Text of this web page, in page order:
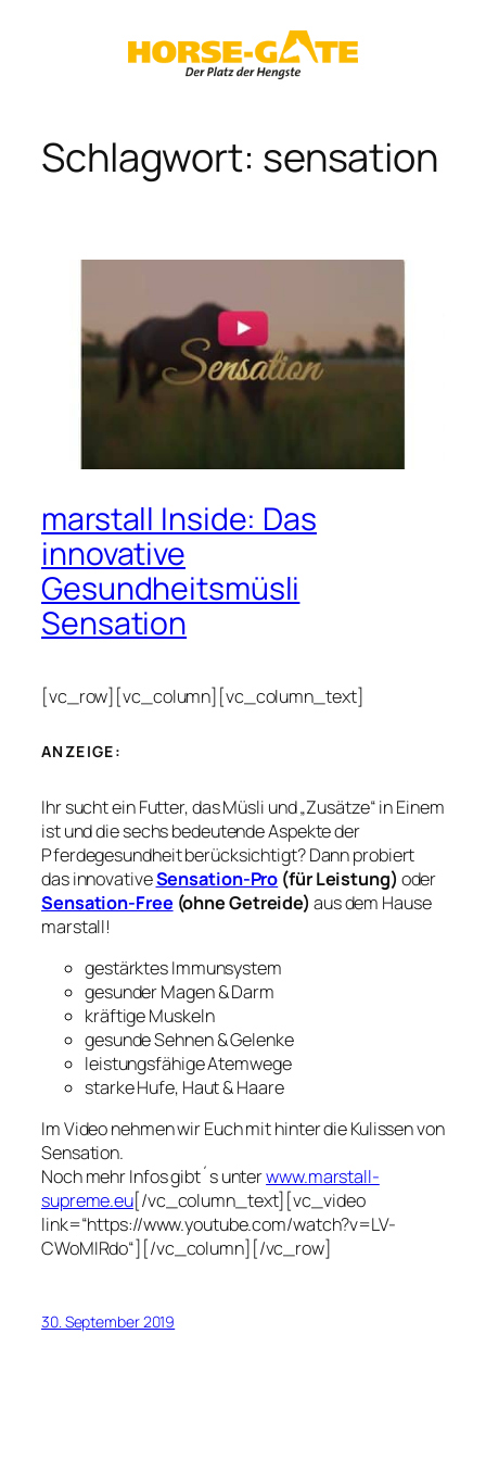
Schlagwort: sensation
marstall Inside: Das
innovative
Gesundheitsmüsli
Sensation
[vc_row][vc_column][vc_column_text]
ANZEIGE:
Ihr sucht ein Futter, das Müsli und „Zusätze“ in Einem
ist und die sechs bedeutende Aspekte der
Pferdegesundheit berücksichtigt? Dann probiert
das innovativeSensation-Pro (für Leistung) oder
Sensation-Free (ohne Getreide) aus dem Hause
marstall!
gestärktes Immunsystem
gesunder Magen & Darm
kräftige Muskeln
gesunde Sehnen & Gelenke
leistungsfähige Atemwege
starke Hufe, Haut & Haare
Im Video nehmen wir Euch mit hinter die Kulissen von
Sensation.
Noch mehr Infos gibt´s unterwww.marstall-
supreme.eu[/vc_column_text][vc_video
link=“https://www.youtube.com/watch?v=LV-
CWoMIRdo“][/vc_column][/vc_row]
30. September 2019